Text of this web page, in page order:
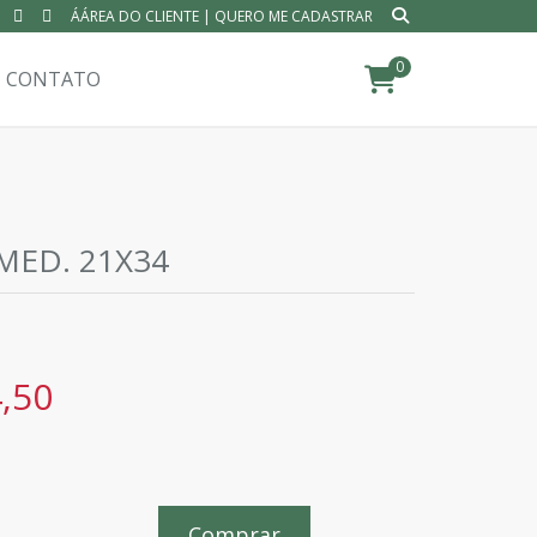
ÁÁREA DO CLIENTE | QUERO ME CADASTRAR
0
CONTATO
21X34